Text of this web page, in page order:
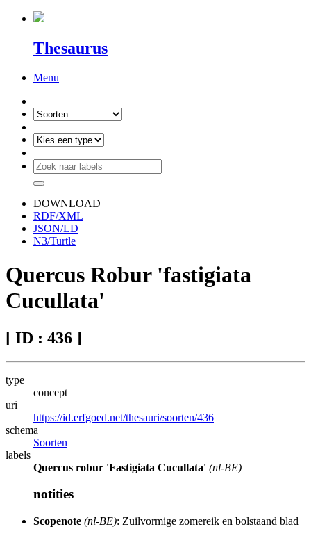
Thesaurus
Menu
DOWNLOAD
RDF/XML
JSON/LD
N3/Turtle
Quercus Robur 'fastigiata
Cucullata'
[ ID : 436 ]
type
concept
uri
https://id.erfgoed.net/thesauri/soorten/436
schema
Soorten
labels
Quercus robur 'Fastigiata Cucullata' (nl-BE)
notities
Scopenote (nl-BE): Zuilvormige zomereik en bolstaand blad